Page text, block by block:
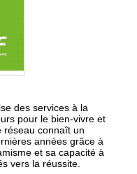
des services à la
pour le bien-vivre et
réseau connaît un
années grâce à
et sa capacité à
vers la réussite.